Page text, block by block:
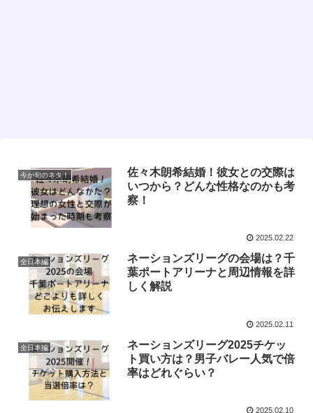
今が旬のネタ！
佐々木朗希結婚！彼女との交際は
いつから？どんな性格なのかも考
察！
2025.02.22
全日本編
ネーションズリーグの会場は？千
葉ポートアリーナと周辺情報を詳
しく解説
2025.02.11
全日本編
ネーションズリーグ2025チケッ
ト買い方は？男子バレー人気で倍
率はどれぐらい？
2025.02.10